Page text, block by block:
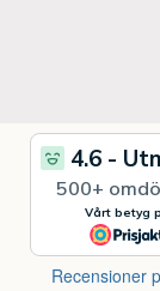
Recensioner